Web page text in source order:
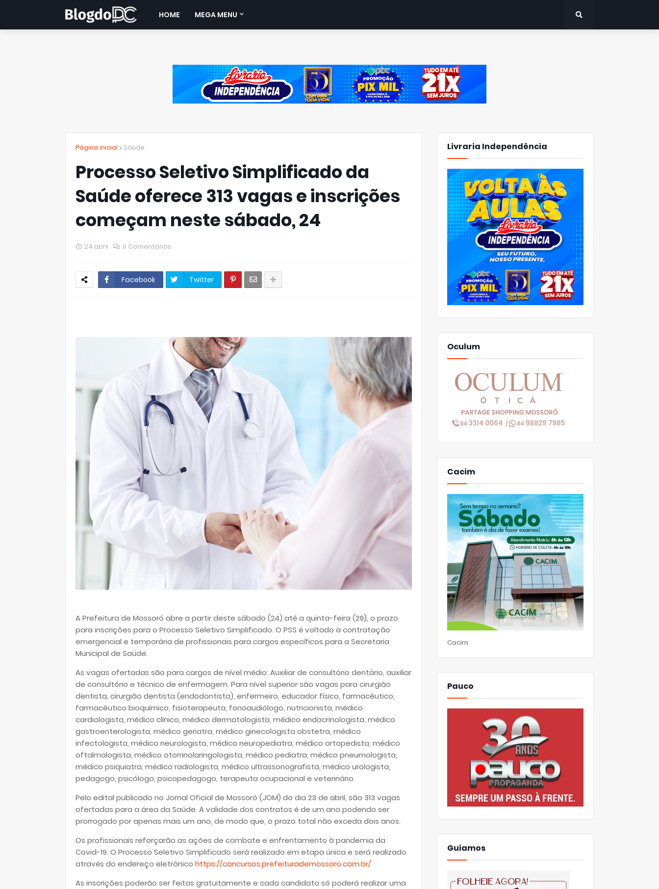
HOME MEGA MENU
Página inicial Saúde
Processo Seletivo Simplificado da
Saúde oferece 313 vagas e inscrições
começam neste sábado, 24
24 abril 0 Comentários
Facebook Twitter
A Prefeitura de Mossoró abre a partir deste sábado (24) até a quinta-feira (29), o prazo
para inscrições para o Processo Seletivo Simplificado. O PSS é voltado à contratação
emergencial e temporária de profissionais para cargos específicos para a Secretaria
Municipal de Saúde.
As vagas ofertadas são para cargos de nível médio: Auxiliar de consultório dentário, auxiliar
de consultório e técnico de enfermagem. Para nível superior são vagas para cirurgião
dentista, cirurgião dentista (endodontista), enfermeiro, educador físico, farmacêutico,
farmacêutico bioquímico, fisioterapeuta, fonoaudiólogo, nutricionista, médico
cardiologista, médico clínico, médico dermatologista, médico endocrinologista, médico
gastroenterologista, médico geriatra, médico ginecologista obstetra, médico
infectologista, médico neurologista, médico neuropediatra, médico ortopedista, médico
oftalmologista, médico otorrinolaringologista, médico pediatra, médico pneumologista,
médico psiquiatra, médico radiologista, médico ultrassonografista, médico urologista,
pedagogo, psicólogo, psicopedagogo, terapeuta ocupacional e veterinário.
Pelo edital publicado no Jornal Oficial de Mossoró (JOM) do dia 23 de abril, são 313 vagas
ofertadas para a área da Saúde. A validade dos contratos é de um ano podendo ser
prorrogado por apenas mais um ano, de modo que, o prazo total não exceda dois anos.
Os profissionais reforçarão as ações de combate e enfrentamento à pandemia da
Covid-19. O Processo Seletivo Simplificado será realizado em etapa única e será realizado
através do endereço eletrônico https://concursos.prefeiturademossoro.com.br/
As inscrições poderão ser feitas gratuitamente e cada candidato só poderá realizar uma
Livraria Independência
Oculum
Cacim
Cacim
Pauco
Guiamos